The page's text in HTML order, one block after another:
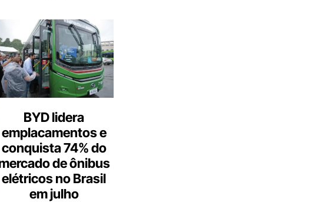
BYD lidera
emplacamentos e
conquista 74% do
de ônibus
elétricos no Brasil
em julho